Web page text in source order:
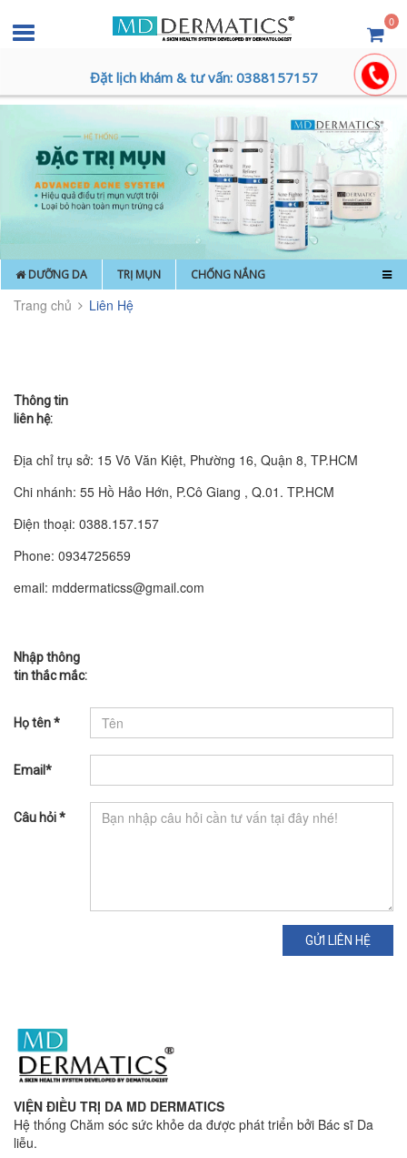
0
Đặt lịch khám & tư vấn: 0388157157
DƯỠNG DA TRỊ MỤN CHỐNG NẮNG
Trang chủ Liên Hệ
Thông tin
liên hệ:
Địa chỉ trụ sở: 15 Võ Văn Kiệt, Phường 16, Quận 8, TP.HCM
Chi nhánh: 55 Hồ Hảo Hớn, P.Cô Giang , Q.01. TP.HCM
Điện thoại: 0388.157.157
Phone: 0934725659
email: mddermaticss@gmail.com
Nhập thông
tin thắc mắc:
Họ tên *
Email*
Câu hỏi *
GỬI LIÊN HỆ
VIỆN ĐIỀU TRỊ DA MD DERMATICS
Hệ thống Chăm sóc sức khỏe da được phát triển bởi Bác sĩ Da
liễu.